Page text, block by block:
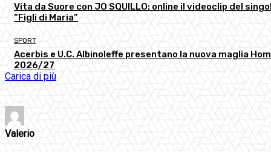
Vita da Suore con JO SQUILLO: online il videoclip del
“Figli di Maria”
SPORT
Acerbis e U.C. Albinoleffe presentano la nuova maglia
2026/27
Carica di più
Valerio